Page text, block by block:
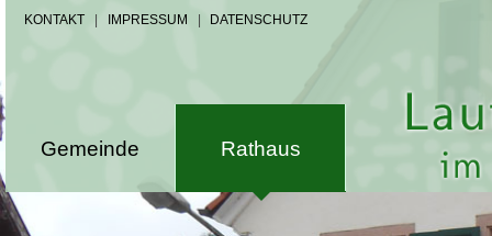
KONTAKT IMPRESSUM DATENSCHUTZ
Gemeinde Rathaus